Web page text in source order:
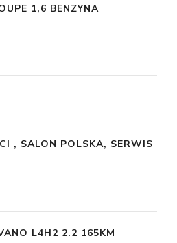
1,6 BENZYNA
, SALON POLSKA, SERWIS
L4H2 2.2 165KM